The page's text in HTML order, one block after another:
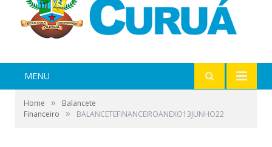
MENU
Home »
Balancete
Financeiro
» BALANCETEFINANCEIROANEXO13JUNHO22